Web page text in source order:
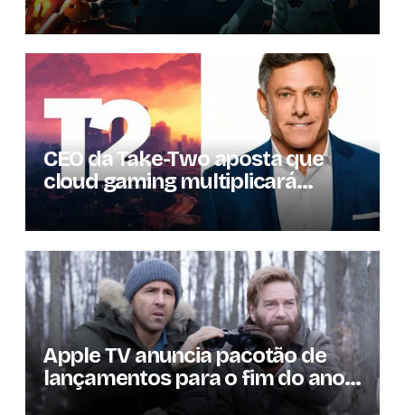
limitado
CEO da Take-Two aposta que
cloud gaming multiplicará
mercado de jogos por 10 em três
anos
Apple TV anuncia pacotão de
lançamentos para o fim do ano;
conheça as produções